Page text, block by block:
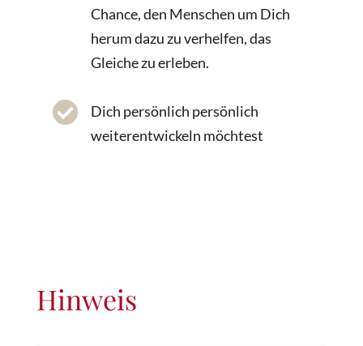
Chance, den Menschen um Dich
herum dazu zu verhelfen, das
Gleiche zu erleben.

Dich persönlich persönlich
weiterentwickeln möchtest
Hinweis